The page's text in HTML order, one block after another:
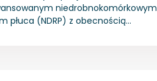
niedrobnokomórkowym
płuca (NDRP) z obecnością